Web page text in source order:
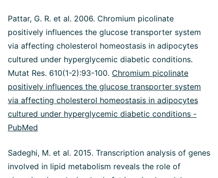
Pattar, G. R. et al. 2006. Chromium picolinate
positively influences the glucose transporter system
via affecting cholesterol homeostasis in adipocytes
cultured under hyperglycemic diabetic conditions.
Mutat Res. 610(1-2):93-100. Chromium picolinate
positively influences the glucose transporter system
via affecting cholesterol homeostasis in adipocytes
cultured under hyperglycemic diabetic conditions -
PubMed
Sadeghi, M. et al. 2015. Transcription analysis of genes
involved in lipid metabolism reveals the role of